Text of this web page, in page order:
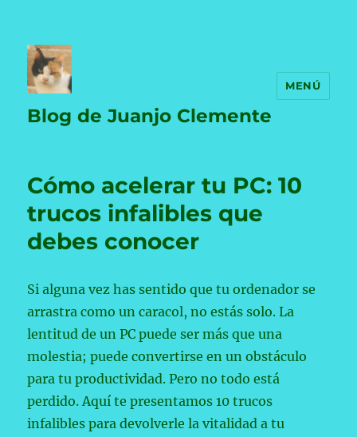
Blog de Juanjo Clemente
MENÚ
Cómo acelerar tu PC: 10
trucos infalibles que
debes conocer
Si alguna vez has sentido que tu ordenador se
arrastra como un caracol, no estás solo. La
lentitud de un PC puede ser más que una
molestia; puede convertirse en un obstáculo
para tu productividad. Pero no todo está
perdido. Aquí te presentamos 10 trucos
infalibles para devolverle la vitalidad a tu